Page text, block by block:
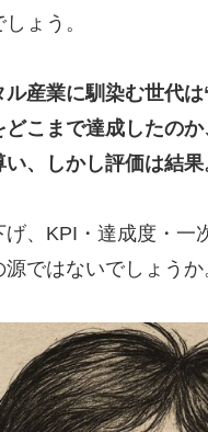
ょう。
産業に馴染む世代
こまで達成したのか
、しかし評価は結果
、KPI・達成度・一
ではないでしょうか